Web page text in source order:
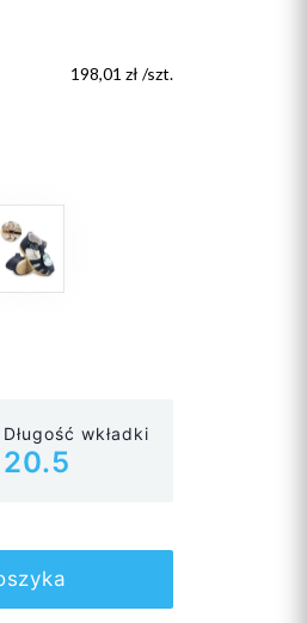
198,01 zł /szt.
Długość wkładki
20.5